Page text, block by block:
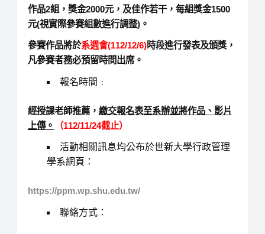
作品2組，獎金2000元，及佳作若干，每組獎金1500
元(視實際參賽組數進行調整)。
參賽作品將於系週會(112/12/6)時段進行發表及頒獎，
凡參賽者務必預留時間出席。
報名時間﹕
經授課老師推薦， 繳交報名表至系辦並將作品、影片
上傳。
（112/11/24截止）
活動相關訊息均公布於世新大學行政管理
學系網頁：
https://ppm.wp.shu.edu.tw/
聯絡方式：